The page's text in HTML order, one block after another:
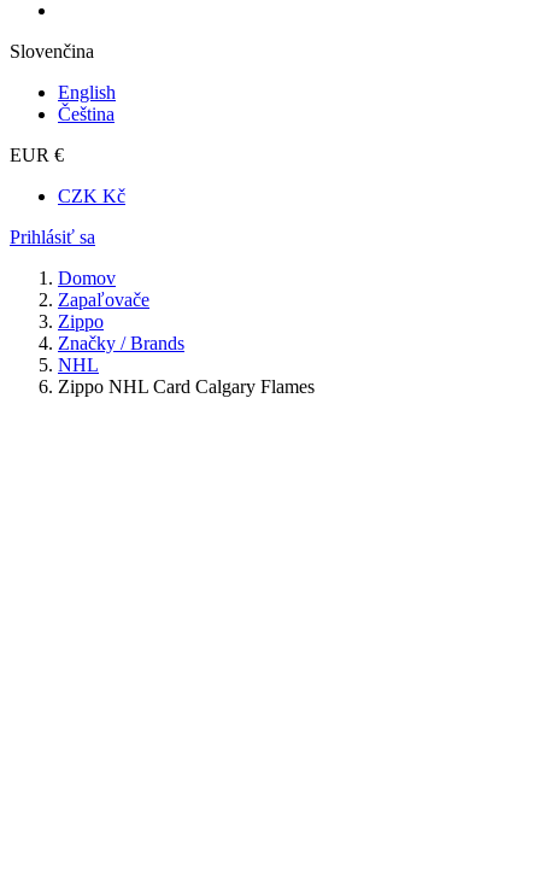
Slovenčina
English
Čeština
EUR €
CZK Kč
Prihlásiť sa
Domov
Zapaľovače
Zippo
Značky / Brands
NHL
Zippo NHL Card Calgary Flames